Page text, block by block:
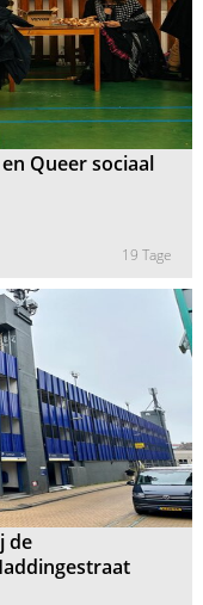
Queer sociaal
19 Tage
de